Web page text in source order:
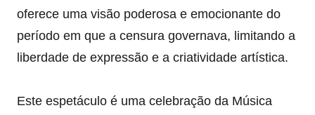
oferece uma visão poderosa e emocionante do
período em que a censura governava, limitando a
liberdade de expressão e a criatividade artística.
Este espetáculo é uma celebração da Música